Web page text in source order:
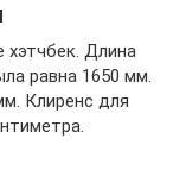
хэтчбек. Длина
равна 1650 мм.
Клиренс для